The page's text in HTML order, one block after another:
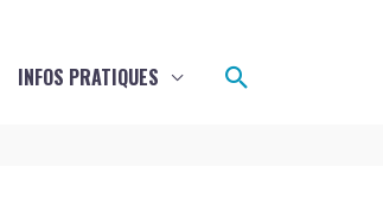
INFOS PRATIQUES Rechercher